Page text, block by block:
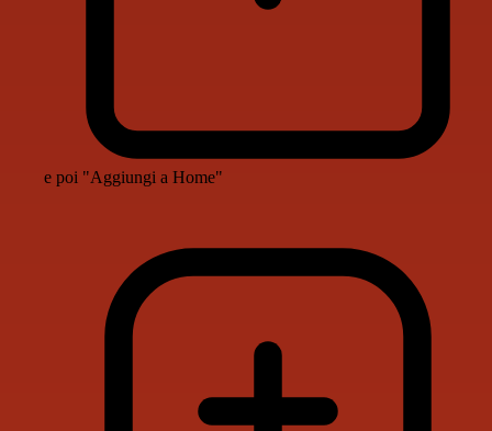
e poi "Aggiungi a Home"